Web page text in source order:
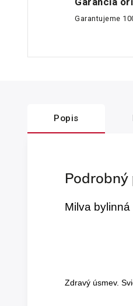
Garantujeme
Popis
Podrobný
Milva
Zdravý úsmev.